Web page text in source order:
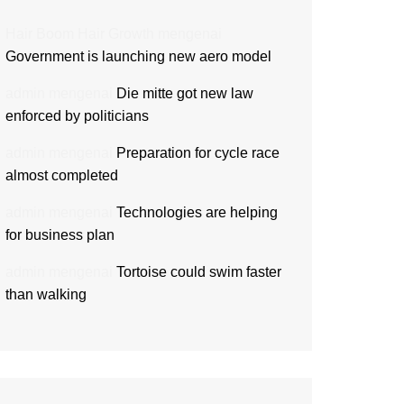
Government is launching new aero model
Die mitte got new law
enforced by politicians
Preparation for cycle race
almost completed
Technologies are helping
for business plan
Tortoise could swim faster
than walking